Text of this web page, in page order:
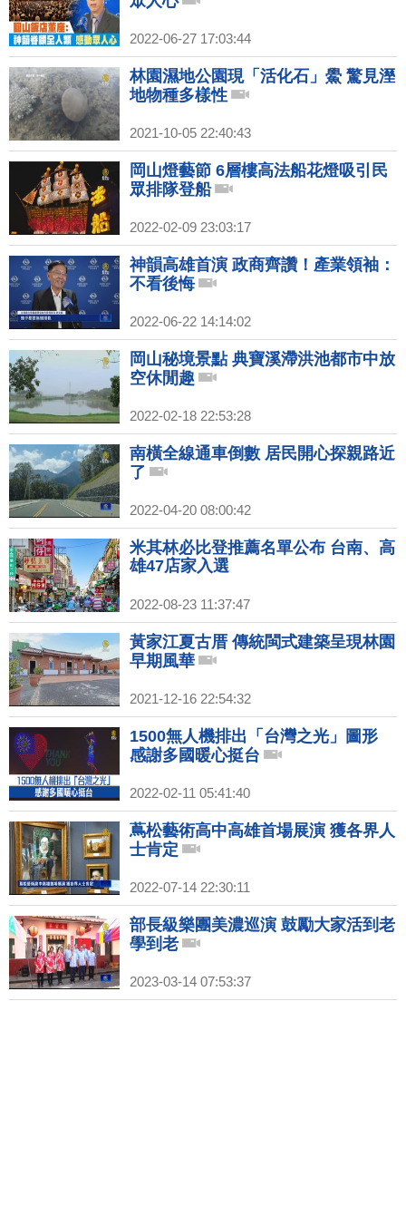
2022-06-27 17:03:44
林園濕地公園現「活化石」鱟 驚見溼
地物種多樣性
2021-10-05 22:40:43
岡山燈藝節 6層樓高法船花燈吸引民
眾排隊登船
2022-02-09 23:03:17
神韻高雄首演 政商齊讚！產業領袖：
不看後悔
2022-06-22 14:14:02
岡山秘境景點 典寶溪滯洪池都市中放
空休閒趣
2022-02-18 22:53:28
南橫全線通車倒數 居民開心探親路近
了
2022-04-20 08:00:42
米其林必比登推薦名單公布 台南、高
雄47店家入選
2022-08-23 11:37:47
黃家江夏古厝 傳統閩式建築呈現林園
早期風華
2021-12-16 22:54:32
1500無人機排出「台灣之光」圖形
感謝多國暖心挺台
2022-02-11 05:41:40
蔦松藝術高中高雄首場展演 獲各界人
士肯定
2022-07-14 22:30:11
部長級樂團美濃巡演 鼓勵大家活到老
學到老
2023-03-14 07:53:37